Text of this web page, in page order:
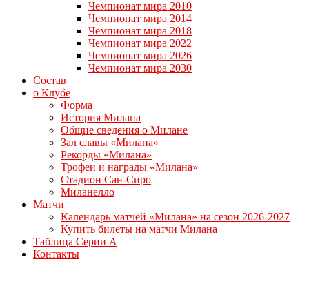
Чемпионат мира 2010
Чемпионат мира 2014
Чемпионат мира 2018
Чемпионат мира 2022
Чемпионат мира 2026
Чемпионат мира 2030
Состав
о Клубе
Форма
История Милана
Общие сведения о Милане
Зал славы «Милана»
Рекорды «Милана»
Трофеи и награды «Милана»
Стадион Сан-Сиро
Миланелло
Матчи
Календарь матчей «Милана» на сезон 2026-2027
Купить билеты на матчи Милана
Таблица Серии А
Контакты